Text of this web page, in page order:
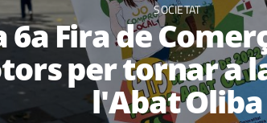
SOCIETAT
6a Fira de
per tornar a
l'Abat Oliba